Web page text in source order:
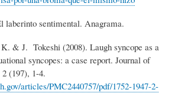
laberinto sentimental. Anagrama.
& J. Tokeshi (2008). Laugh syncope as a
syncopes: a case report. Journal of
(197), 1-4.
articles/PMC2440757/pdf/1752-1947-2-